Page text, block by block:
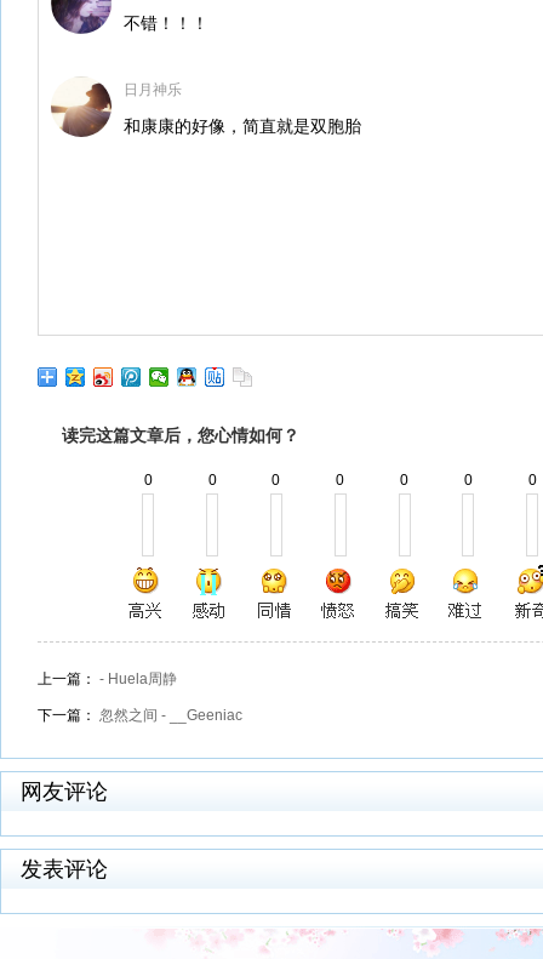
不错！！！
日月神乐
和康康的好像，简直就是双胞胎
读完这篇文章后，您心情如何？
0 0 0 0 0 0 0
上一篇： - Huela周静
下一篇： 忽然之间 - __Geeniac
网友评论
发表评论